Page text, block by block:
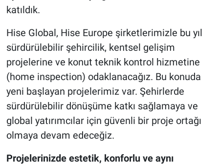
katıldık.
Hise Global, Hise Europe şirketlerimizle bu yıl
sürdürülebilir şehircilik, kentsel gelişim
projelerine ve konut teknik kontrol hizmetine
(home inspection) odaklanacağız. Bu konuda
yeni başlayan projelerimiz var. Şehirlerde
sürdürülebilir dönüşüme katkı sağlamaya ve
global yatırımcılar için güvenli bir proje ortağı
olmaya devam edeceğiz.
Projelerinizde estetik, konforlu ve aynı